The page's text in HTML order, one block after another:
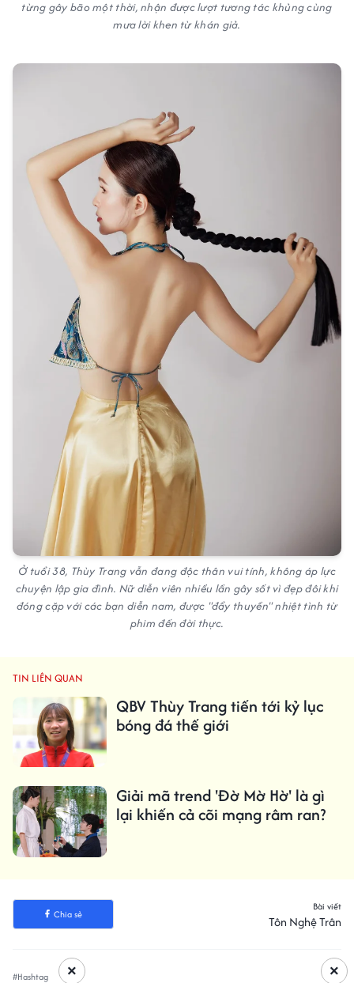
từng gây bão một thời, nhận được lượt tương tác khủng cùng
mưa lời khen từ khán giả.
Ở tuổi 38, Thùy Trang vẫn đang độc thân vui tính, không áp lực
chuyện lập gia đình. Nữ diễn viên nhiều lần gây sốt vì đẹp đôi khi
đóng cặp với các bạn diễn nam, được "đẩy thuyền" nhiệt tình từ
phim đến đời thực.
TIN LIÊN QUAN
QBV Thùy Trang tiến tới kỷ lục
bóng đá thế giới
Giải mã trend 'Đờ Mờ Hờ' là gì
lại khiến cả cõi mạng râm ran?
Chia sẻ
Bài viết
Tôn Nghệ Trân
#Hashtag ×
×